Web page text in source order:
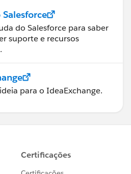
do Salesforce para saber
suporte e recursos
para o IdeaExchange.